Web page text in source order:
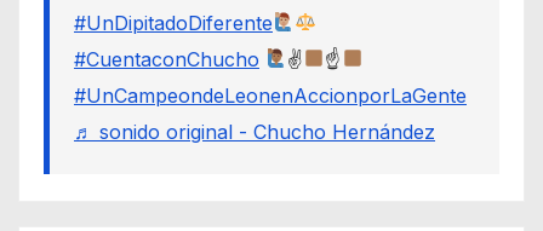
#UnDipitadoDiferente
#CuentaconChucho
✌
☝
#UnCampeondeLeonenAccionporLaGente
♬ sonido original - Chucho Hernández